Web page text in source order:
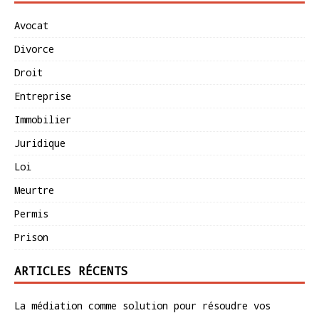
Avocat
Divorce
Droit
Entreprise
Immobilier
Juridique
Loi
Meurtre
Permis
Prison
ARTICLES RÉCENTS
La médiation comme solution pour résoudre vos